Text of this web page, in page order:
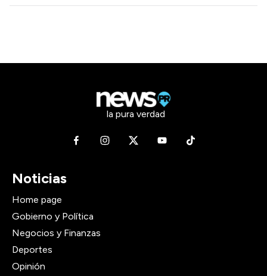
la pura verdad
Noticias
Home page
Gobierno y Política
Negocios y Finanzas
Deportes
Opinión